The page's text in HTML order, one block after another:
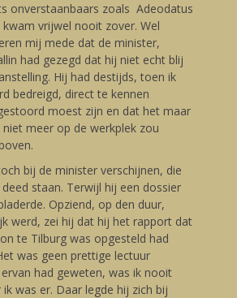
onverstaanbaars zoals Adeodatus
vrijwel nooit zover. Wel
mij mede dat de minister,
had gezegd dat hij niet echt blij
Hij had destijds, toen ik
bedreigd, direct te kennen
moest zijn en dat het maar
meer op de werkplek zou
bij de minister verschijnen, die
staan. Terwijl hij een dossier
Opziend, op den duur,
werd, zei hij dat hij het rapport dat
te Tilburg was opgesteld had
was geen prettige lectuur
had geweten, was ik nooit
was er. Daar legde hij zich bij